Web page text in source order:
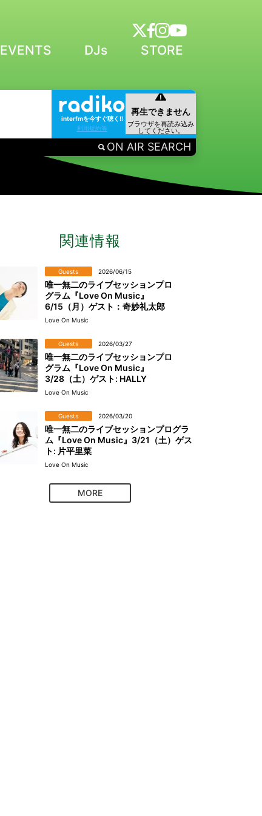
EVENTS DJs STORE
interfmを今すぐ聴く!!
利用規約等
ON AIR SEARCH
関連情報
Guests 2026/06/15
唯一無二のライブセッションプロ
グラム『Love On Music』
6/15（月）ゲスト：奇妙礼太郎
Love On Music
Guests 2026/03/27
唯一無二のライブセッションプロ
グラム『Love On Music』
3/28（土）ゲスト: HALLY
Love On Music
Guests 2026/03/20
唯一無二のライブセッションプログラ
ム『Love On Music』3/21（土）ゲス
ト: 片平里菜
Love On Music
MORE